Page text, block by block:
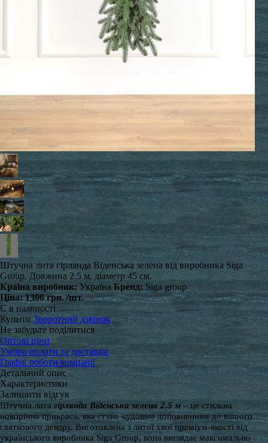
Штучна лита гірлянда Віденська зелена від виробника Siga
Group. Довжина 2.5 м, діаметр 45 см.
Країна виробник: Україна Бренд: Siga group
Ціна:1300 грн./шт.
Є в наявності
Купити Зворотний дзвінок
Не забудьте поділитися
Оптові ціни
Умови оплати та доставки
Графік роботи компанії
Детальний опис
Характеристики
Залишити відгук
Штучна лита гірлянда Віденська зелена 2.5 м – це стильна
новорічна прикраса, яка стане чудовим доповненням до вашого
святкового декору. Виготовлена з литої хвої преміум-якості від
українського виробника Siga Group, вона виглядає максимально